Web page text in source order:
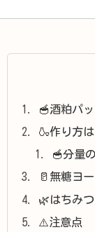
🥣酒粕パ
🍶作り方
🥣分量
🥛無糖ヨ
🌿はちみ
⚠️注意点